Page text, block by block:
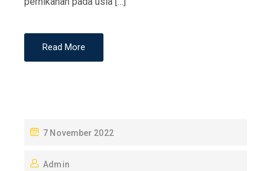
Read More
P
S
7 November 2022
Admin